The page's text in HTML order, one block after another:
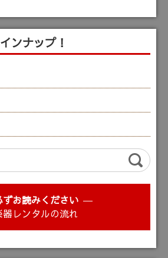
ンナップ！
ずお読みください
器レンタルの流れ